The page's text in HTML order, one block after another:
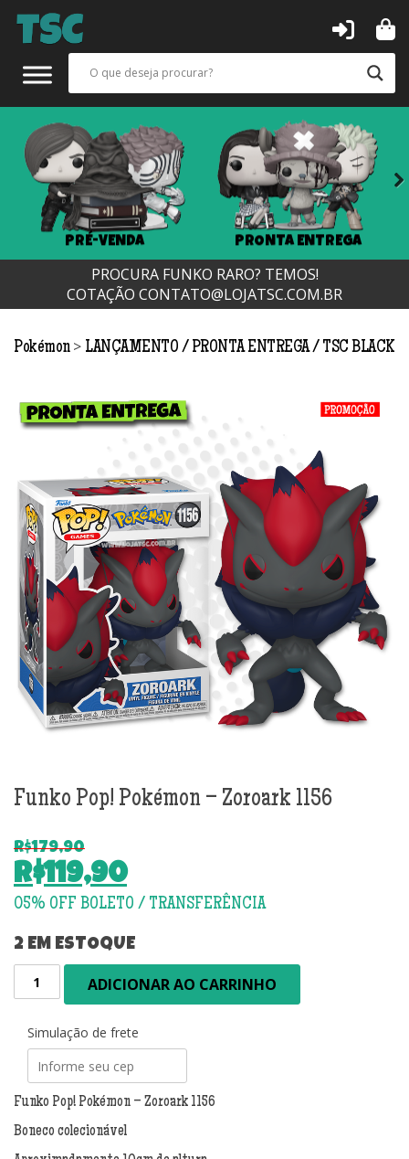
PRÉ-VENDA PRONTA ENTREGA
PROCURA FUNKO RARO? TEMOS!
COTAÇÃO CONTATO@LOJATSC.COM.BR
Pokémon > LANÇAMENTO PRONTA ENTREGA TSC BLACK
Funko Pop! Pokémon – Zoroark 1156
R$179,90
O
preço
era:
R$179,90.
R$119,90
O
atual
é:
R$119,90.
2 EM ESTOQUE
Funko
Pop!
Zoroark
1156
quantidade
ADICIONAR AO CARRINHO
Simulação de frete
Funko Pop! Pokémon – Zoroark 1156
Boneco colecionável